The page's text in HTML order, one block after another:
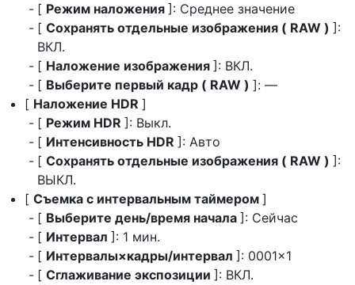
[ Режим наложения ]: Среднее значение
[ Сохранять отдельные изображения ( RAW ) ]:
ВКЛ.
[ Наложение изображения ]: ВКЛ.
[ Выберите первый кадр ( RAW ) ]: —
[ Наложение HDR ]
[ Режим HDR ]: Выкл.
[ Интенсивность HDR ]: Авто
[ Сохранять отдельные изображения ( RAW ) ]:
ВЫКЛ.
[ Съемка с интервальным таймером ]
[ Выберите день/время начала ]: Сейчас
[ Интервал ]: 1 мин.
[ Интервалы×кадры/интервал ]: 0001×1
[ Сглаживание экспозиции ]: ВКЛ.